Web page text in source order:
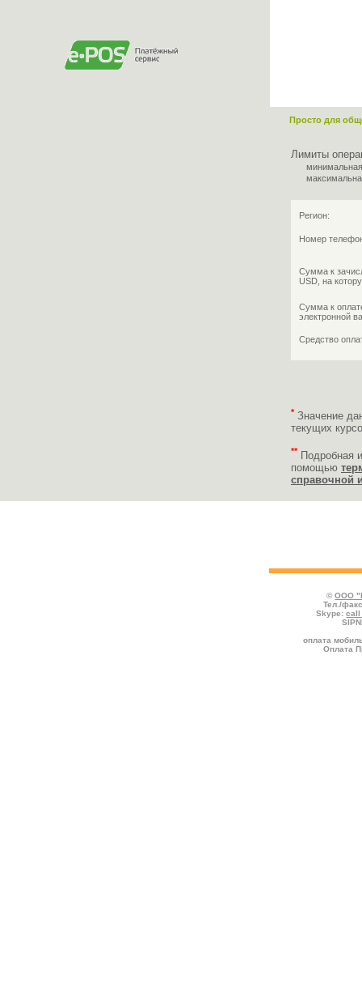
Просто для
Лимиты
Регион:
Номер
Сумма к
USD, на
Сумма к
электронной
Средство
* Значение
текущих
** Подробная
помощью
справочной
©ООО
Тел./
Skype:
оплата
Оплата